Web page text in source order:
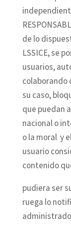
de lo
LSSICE, se
usuarios,
colaborando
su caso,
que puedan
nacional o
o la moral y
usuario
contenido
pudiera ser
ruega lo